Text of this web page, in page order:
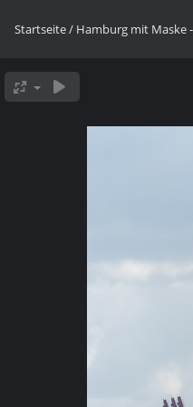
Startseite/ Hamburg mit Maske -